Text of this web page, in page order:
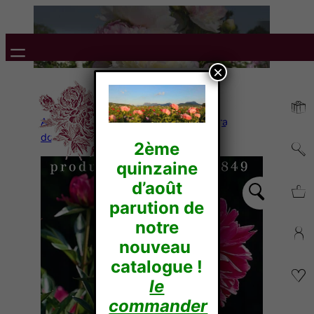
Accueil/Pivoines Herbacées/Lactiflora
doubles/ SHAWNEE CHIEF
2ème
quinzaine
d’août
parution de
notre
nouveau
catalogue !
le
commander
×